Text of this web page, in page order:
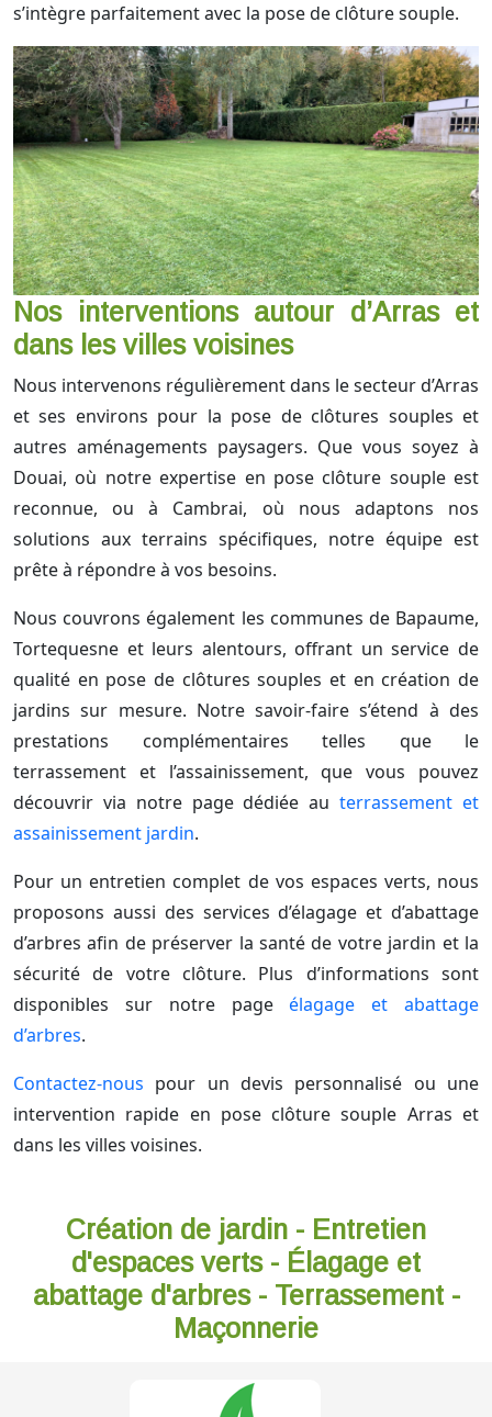
s’intègre parfaitement avec la pose de clôture souple.
Nos interventions autour d’Arras et
dans les villes voisines
Nous intervenons régulièrement dans le secteur d’Arras
et ses environs pour la pose de clôtures souples et
autres aménagements paysagers. Que vous soyez à
Douai, où notre expertise en pose clôture souple est
reconnue, ou à Cambrai, où nous adaptons nos
solutions aux terrains spécifiques, notre équipe est
prête à répondre à vos besoins.
Nous couvrons également les communes de Bapaume,
Tortequesne et leurs alentours, offrant un service de
qualité en pose de clôtures souples et en création de
jardins sur mesure. Notre savoir-faire s’étend à des
prestations complémentaires telles que le
terrassement et l’assainissement, que vous pouvez
découvrir via notre page dédiée auterrassement et
assainissement jardin.
Pour un entretien complet de vos espaces verts, nous
proposons aussi des services d’élagage et d’abattage
d’arbres afin de préserver la santé de votre jardin et la
sécurité de votre clôture. Plus d’informations sont
disponibles sur notre pageélagage et abattage
d’arbres.
Contactez-nous pour un devis personnalisé ou une
intervention rapide en pose clôture souple Arras et
dans les villes voisines.
Création de jardin - Entretien
d'espaces verts - Élagage et
abattage d'arbres - Terrassement -
Maçonnerie